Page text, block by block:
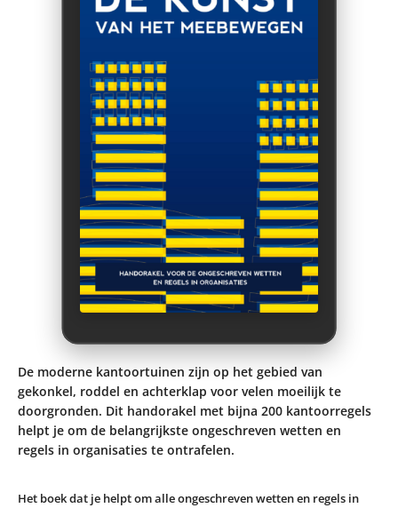
De moderne kantoortuinen zijn op het gebied van
gekonkel, roddel en achterklap voor velen moeilijk te
doorgronden. Dit handorakel met bijna 200 kantoorregels
helpt je om de belangrijkste ongeschreven wetten en
regels in organisaties te ontrafelen.
Het boek dat je helpt om alle ongeschreven wetten en regels in